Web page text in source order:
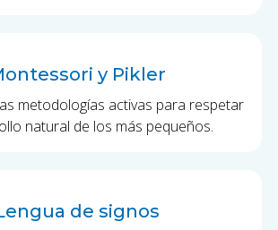
y Pikler
metodologías activas para respetar
natural de los más pequeños.
de signos